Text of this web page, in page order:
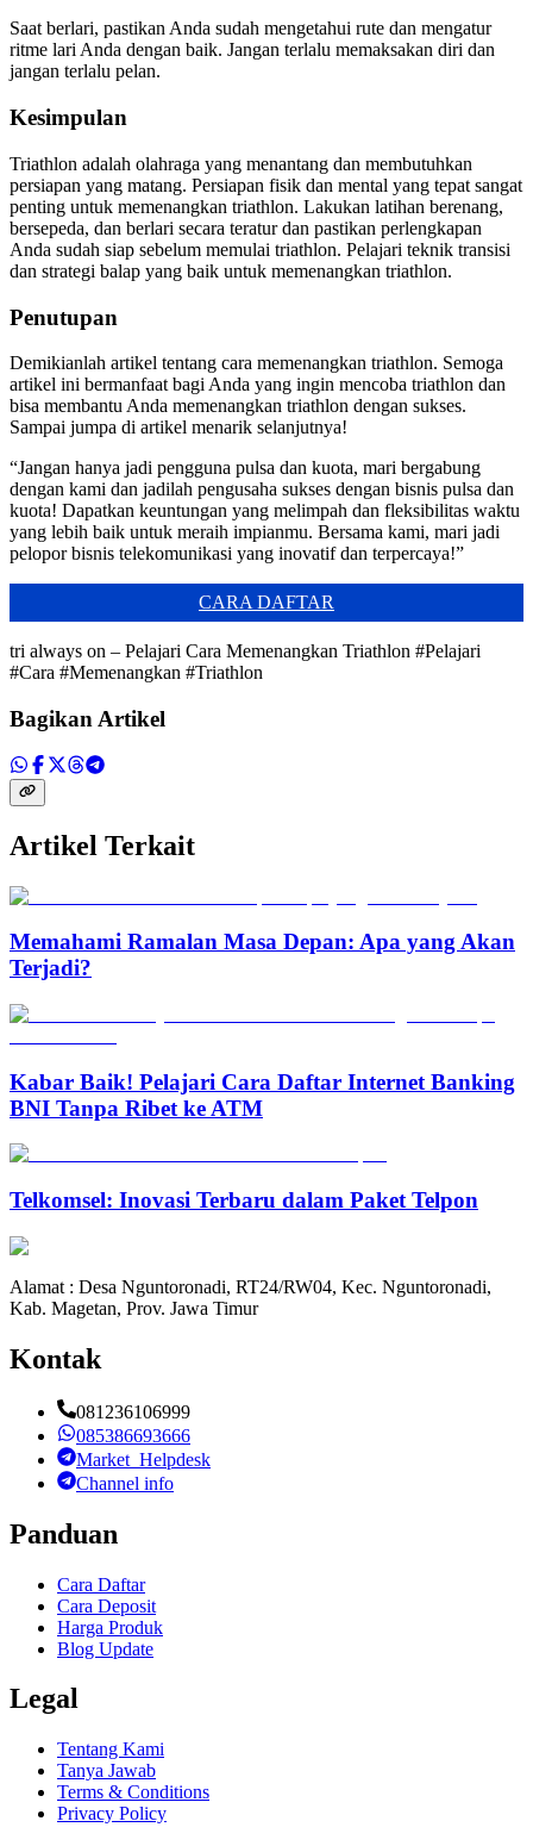
Saat berlari, pastikan Anda sudah mengetahui rute dan mengatur
ritme lari Anda dengan baik. Jangan terlalu memaksakan diri dan
jangan terlalu pelan.
Kesimpulan
Triathlon adalah olahraga yang menantang dan membutuhkan
persiapan yang matang. Persiapan fisik dan mental yang tepat sangat
penting untuk memenangkan triathlon. Lakukan latihan berenang,
bersepeda, dan berlari secara teratur dan pastikan perlengkapan
Anda sudah siap sebelum memulai triathlon. Pelajari teknik transisi
dan strategi balap yang baik untuk memenangkan triathlon.
Penutupan
Demikianlah artikel tentang cara memenangkan triathlon. Semoga
artikel ini bermanfaat bagi Anda yang ingin mencoba triathlon dan
bisa membantu Anda memenangkan triathlon dengan sukses.
Sampai jumpa di artikel menarik selanjutnya!
“Jangan hanya jadi pengguna pulsa dan kuota, mari bergabung
dengan kami dan jadilah pengusaha sukses dengan bisnis pulsa dan
kuota! Dapatkan keuntungan yang melimpah dan fleksibilitas waktu
yang lebih baik untuk meraih impianmu. Bersama kami, mari jadi
pelopor bisnis telekomunikasi yang inovatif dan terpercaya!”
CARA DAFTAR
tri always on – Pelajari Cara Memenangkan Triathlon #Pelajari
#Cara #Memenangkan #Triathlon
Bagikan Artikel
Artikel Terkait
Memahami Ramalan Masa Depan: Apa yang Akan
Terjadi?
Kabar Baik! Pelajari Cara Daftar Internet Banking
BNI Tanpa Ribet ke ATM
Telkomsel: Inovasi Terbaru dalam Paket Telpon
Alamat : Desa Nguntoronadi, RT24/RW04, Kec. Nguntoronadi,
Kab. Magetan, Prov. Jawa Timur
Kontak
081236106999
085386693666
Market_Helpdesk
Channel info
Panduan
Cara Daftar
Cara Deposit
Harga Produk
Blog Update
Legal
Tentang Kami
Tanya Jawab
Terms & Conditions
Privacy Policy